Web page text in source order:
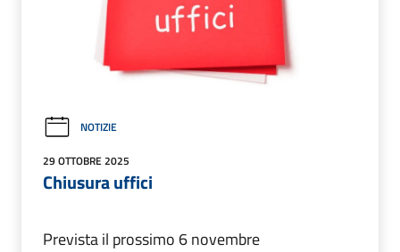
NOTIZIE
29 OTTOBRE 2025
Chiusura uffici
Prevista il prossimo 6 novembre